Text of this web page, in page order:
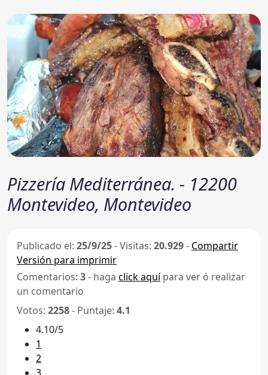
Pizzería Mediterránea. - 12200
Montevideo, Montevideo
Publicado el: 25/9/25-Visitas: 20.929- Compartir
Versión para imprimir
Comentarios: 3- haga click aquípara ver ó realizar
un comentario
Votos: 2258- Puntaje: 4.1
4.10/5
1
2
3